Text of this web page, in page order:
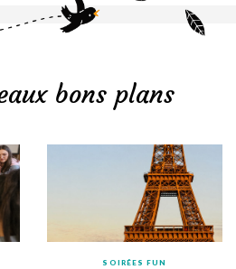
bons plans
SOIRÉES FUN